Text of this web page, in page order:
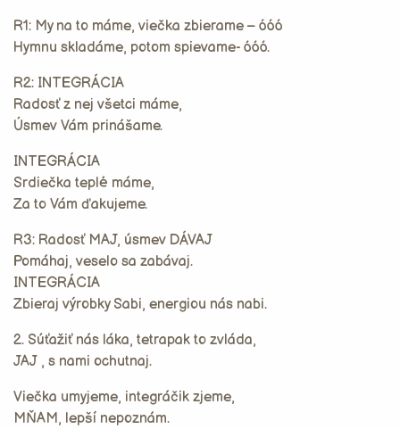
R1: My na to máme, viečka zbierame – óóó
Hymnu skladáme, potom spievame- óóó.
R2: INTEGRÁCIA
Radosť z nej všetci máme,
Úsmev Vám prinášame.
INTEGRÁCIA
Srdiečka teplé máme,
Za to Vám ďakujeme.
R3: Radosť MAJ, úsmev DÁVAJ
Pomáhaj, veselo sa zabávaj.
INTEGRÁCIA
Zbieraj výrobky Sabi, energiou nás nabi.
2. Súťažiť nás láka, tetrapak to zvláda,
JAJ , s nami ochutnaj.
Viečka umyjeme, integráčik zjeme,
MŇAM, lepší nepoznám.